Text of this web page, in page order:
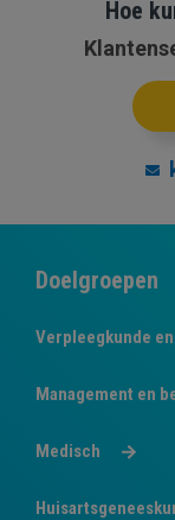
Hoe
Doelgroepen
Verpleegkunde
Management en
Medisch